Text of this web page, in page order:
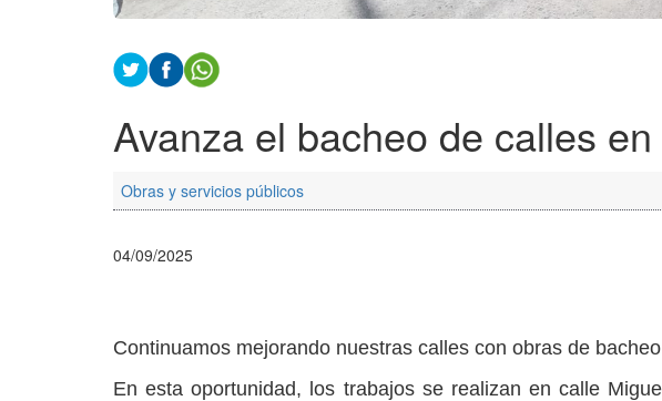
Avanza el bacheo de calles
Obras y servicios públicos
04/09/2025
Continuamos mejorando nuestras calles con obras de
En esta oportunidad, los trabajos se realizan en calle